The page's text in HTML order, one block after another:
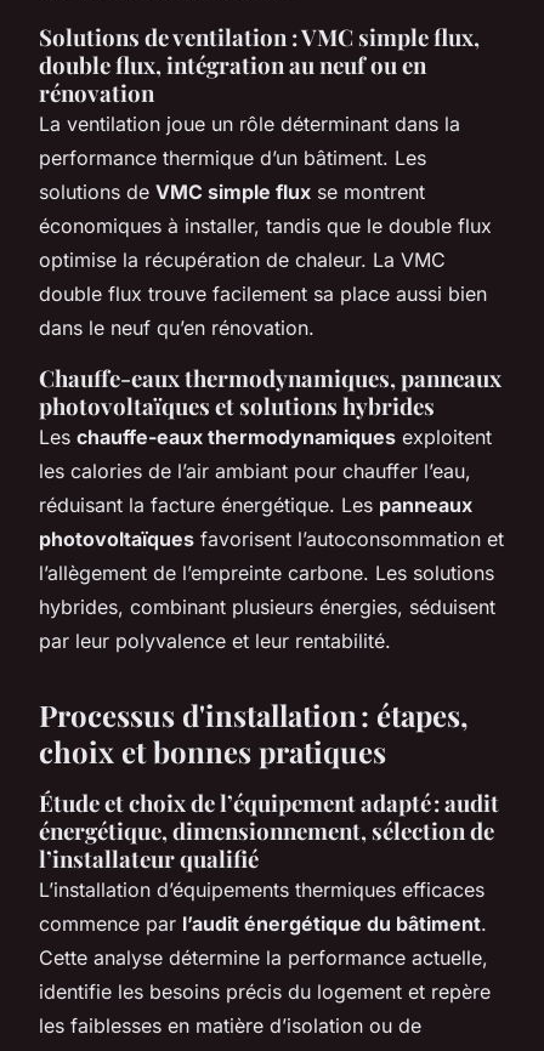
Solutions de ventilation : VMC simple flux,
double flux, intégration au neuf ou en
rénovation
La ventilation joue un rôle déterminant dans la
performance thermique d’un bâtiment. Les
solutions de VMC simple flux se montrent
économiques à installer, tandis que le double flux
optimise la récupération de chaleur. La VMC
double flux trouve facilement sa place aussi bien
dans le neuf qu’en rénovation.
Chauffe-eaux thermodynamiques, panneaux
photovoltaïques et solutions hybrides
Les chauffe-eaux thermodynamiques exploitent
les calories de l’air ambiant pour chauffer l’eau,
réduisant la facture énergétique. Les panneaux
photovoltaïques favorisent l’autoconsommation et
l’allègement de l’empreinte carbone. Les solutions
hybrides, combinant plusieurs énergies, séduisent
par leur polyvalence et leur rentabilité.
Processus d'installation : étapes,
choix et bonnes pratiques
Étude et choix de l’équipement adapté : audit
énergétique, dimensionnement, sélection de
l’installateur qualifié
L’installation d’équipements thermiques efficaces
commence par l’audit énergétique du bâtiment.
Cette analyse détermine la performance actuelle,
identifie les besoins précis du logement et repère
les faiblesses en matière d’isolation ou de